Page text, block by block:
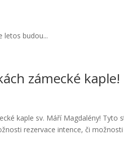
letos budou...
zámecké kaple!
kaple sv. Máří Magdalény! Tyto
rezervace intence, či